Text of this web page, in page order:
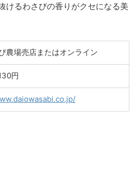
けるわさびの香りがクセになる美
農場売店またはオンライン
円